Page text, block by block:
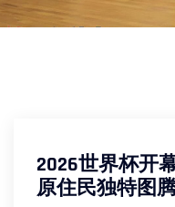
2026世界杯开
原住民独特图